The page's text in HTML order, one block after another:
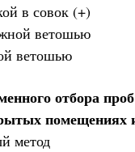
в совок (+)
ветошью
ветошью
отбора
помещениях
метод